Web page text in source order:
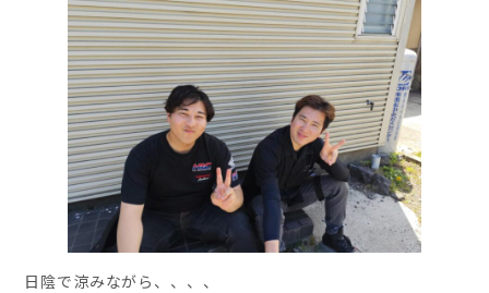
日陰で涼みながら、、、、